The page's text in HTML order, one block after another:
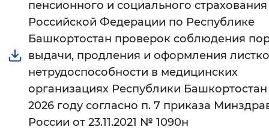
Вернуть стандартные настройки
пенсионного и социального страхования
Российской Федерации по Республике
Башкортостан проверок соблюдения
выдачи, продления и оформления
нетрудоспособности в медицинских
организациях Республики Башкортостан
2026 году согласно п. 7 приказа
России от 23.11.2021 № 1090н